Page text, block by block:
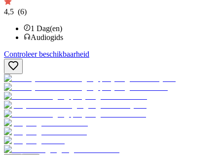
4,5 (6)
1 Dag(en)
Audiogids
Controleer beschikbaarheid